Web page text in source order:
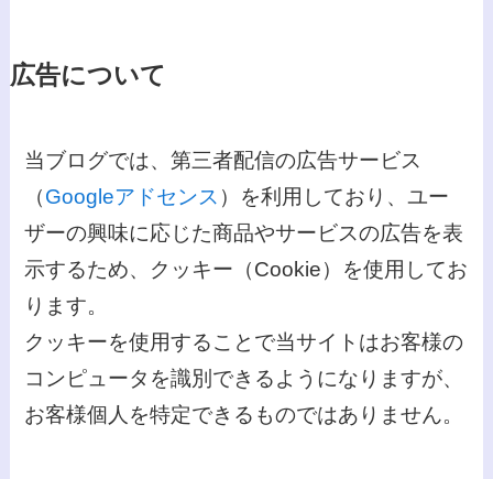
広告について
当ブログでは、第三者配信の広告サービス
（Googleアドセンス ）を利用しており、ユー
ザーの興味に応じた商品やサービスの広告を表
示するため、クッキー（Cookie）を使用してお
ります。
クッキーを使用することで当サイトはお客様の
コンピュータを識別できるようになりますが、
お客様個人を特定できるものではありません。